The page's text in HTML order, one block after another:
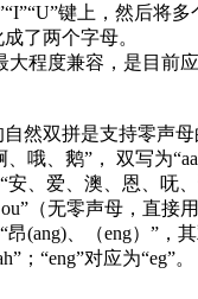
键上，然后将
了两个字母。
大程度兼容，是目前
然双拼是支持零声母
哦、鹅”， 双写为“aa
安、爱、澳、恩、呒
（无零声母，直接
(ang)、（eng）”，
；“eng”对应为“eg”。